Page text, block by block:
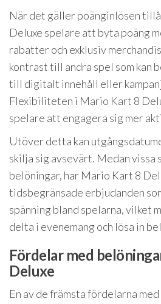
När det gäller poänginlösen
Deluxe spelare att byta poäng
rabatter och exklusiv
kontrast till andra spel som kan
till digitalt innehåll eller
Flexibiliteten i Mario Kart 8
spelare att engagera sig mer
Utöver detta kan
skilja sig avsevärt. Medan vissa
belöningar, har Mario Kart 8
tidsbegränsade erbjudanden
spänning bland spelarna, vilket
delta i evenemang och lösa in
Fördelar med
Deluxe
En av de främsta fördelarna